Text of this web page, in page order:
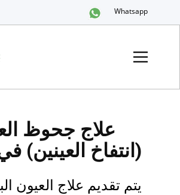
Whatsapp
علاج جحوظ
(انتفاخ العينين)
يتم تقديم علاج العيون